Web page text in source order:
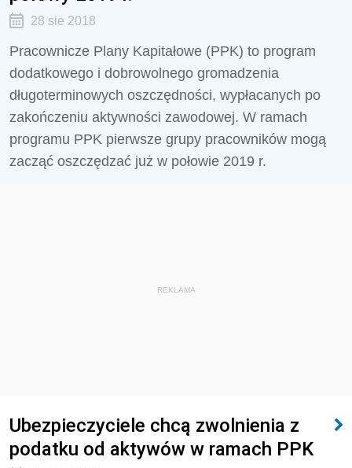
28 sie 2018
Pracownicze Plany Kapitałowe (PPK) to program
dodatkowego i dobrowolnego gromadzenia
długoterminowych oszczędności, wypłacanych po
zakończeniu aktywności zawodowej. W ramach
programu PPK pierwsze grupy pracowników mogą
zacząć oszczędzać już w połowie 2019 r.
REKLAMA
Ubezpieczyciele chcą zwolnienia z
podatku od aktywów w ramach PPK